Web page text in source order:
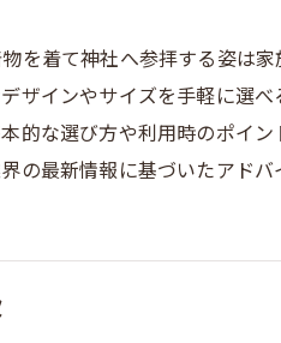
を着て神社へ参拝する姿は
ザインやサイズを手軽に選
的な選び方や利用時のポイ
最新情報に基づいたアドバ